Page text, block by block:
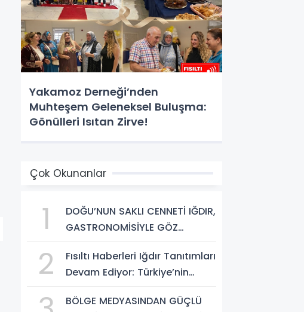
Yakamoz Derneği’nden
Muhteşem Geleneksel Buluşma:
Gönülleri Isıtan Zirve!
Çok Okunanlar
1
DOĞU’NUN SAKLI CENNETİ IĞDIR,
GASTRONOMİSİYLE GÖZ
ANADOLU KÜLTÜRÜNÜN
BULUŞMA NOKTASI
2
Fısıltı Haberleri Iğdır Tanıtımları
Devam Ediyor: Türkiye’nin
Cennetleri Keşfedilmeyi
BÖLGE MEDYASINDAN GÜÇLÜ